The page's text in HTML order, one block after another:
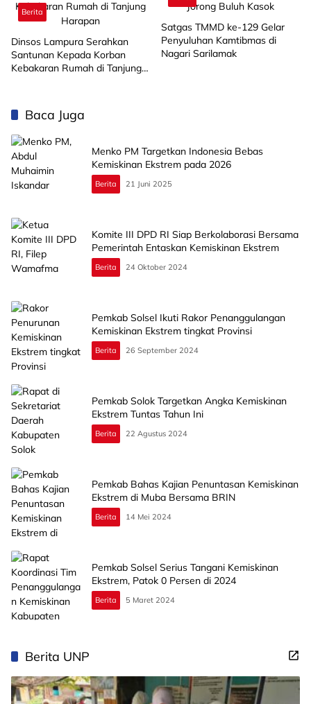
Berita
Dinsos Lampura Serahkan
Santunan Kepada Korban
Kebakaran Rumah di Tanjung
Satgas TMMD ke-129 Gelar
Penyuluhan Kamtibmas di
Nagari Sarilamak
Baca Juga
Menko PM Targetkan Indonesia Bebas
Kemiskinan Ekstrem pada 2026
Berita 21 Juni 2025
Komite III DPD RI Siap Berkolaborasi Bersama
Pemerintah Entaskan Kemiskinan Ekstrem
Berita 24 Oktober 2024
Pemkab Solsel Ikuti Rakor Penanggulangan
Kemiskinan Ekstrem tingkat Provinsi
Berita 26 September 2024
Pemkab Solok Targetkan Angka Kemiskinan
Ekstrem Tuntas Tahun Ini
Berita 22 Agustus 2024
Pemkab Bahas Kajian Penuntasan Kemiskinan
Ekstrem di Muba Bersama BRIN
Berita 14 Mei 2024
Pemkab Solsel Serius Tangani Kemiskinan
Ekstrem, Patok 0 Persen di 2024
Berita 5 Maret 2024
Berita UNP